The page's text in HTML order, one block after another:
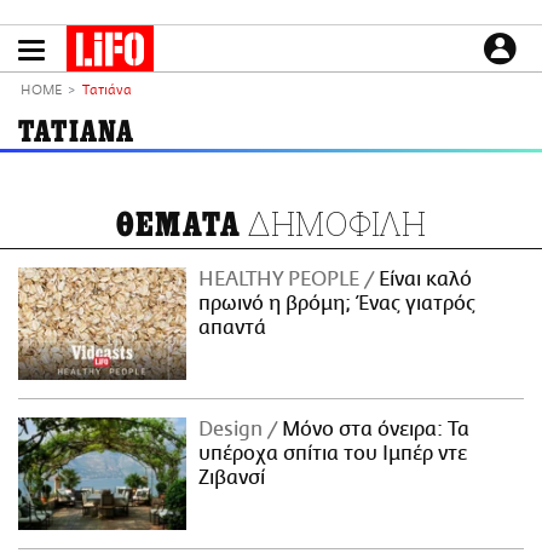
το
LIFO SHOP
NEWSLETTER
ΜΙΚΡΟΠΡΑΓΜΑΤΑ
THE GOOD LIFO
LIFOLAND
CITY GUIDE
ΕΙΔΗΣΕΙΣ
CULTURE
PODCASTS
Plus
HOME Τατιάνα
ΤΑΤΙΑΝΑ
ΘΕΜΑΤΑ ΔΗΜΟΦΙΛΗ
HEALTHY PEOPLE
Είναι καλό
πρωινό η βρόμη; Ένας γιατρός
απαντά
Design
Μόνο στα όνειρα: Τα
υπέροχα σπίτια του Ιμπέρ ντε
Ζιβανσί